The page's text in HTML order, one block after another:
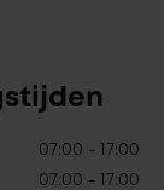
07:00 - 17:00
07:00 - 17:00